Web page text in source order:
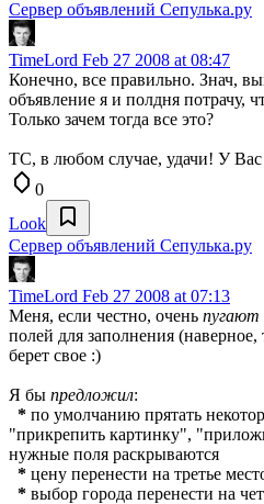
Сервер объявлений Сепулька.ру
TimeLord Feb 27 2008 at 08:47
Конечно, все правильно. Знач,
объявление я и полдня потрачу,
Только зачем тогда все это?
ТС, в любом случае, удачи! У Вас
0
Look
Сервер объявлений Сепулька.ру
TimeLord Feb 27 2008 at 07:13
Меня, если честно, очень пугают
полей для заполнения
берет свое :)
Я бы предложил:
* по умолчанию прятать
"прикрепить картинку",
нужные поля раскрываются
* цену перенести на третье
* выбор города перенести на